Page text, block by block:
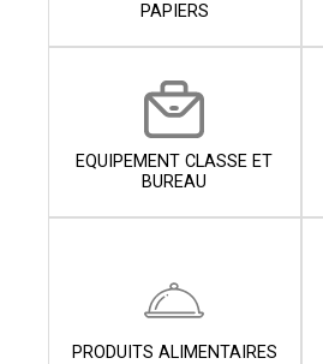
PAPIERS
EQUIPEMENT CLASSE ET
BUREAU
PRODUITS ALIMENTAIRES